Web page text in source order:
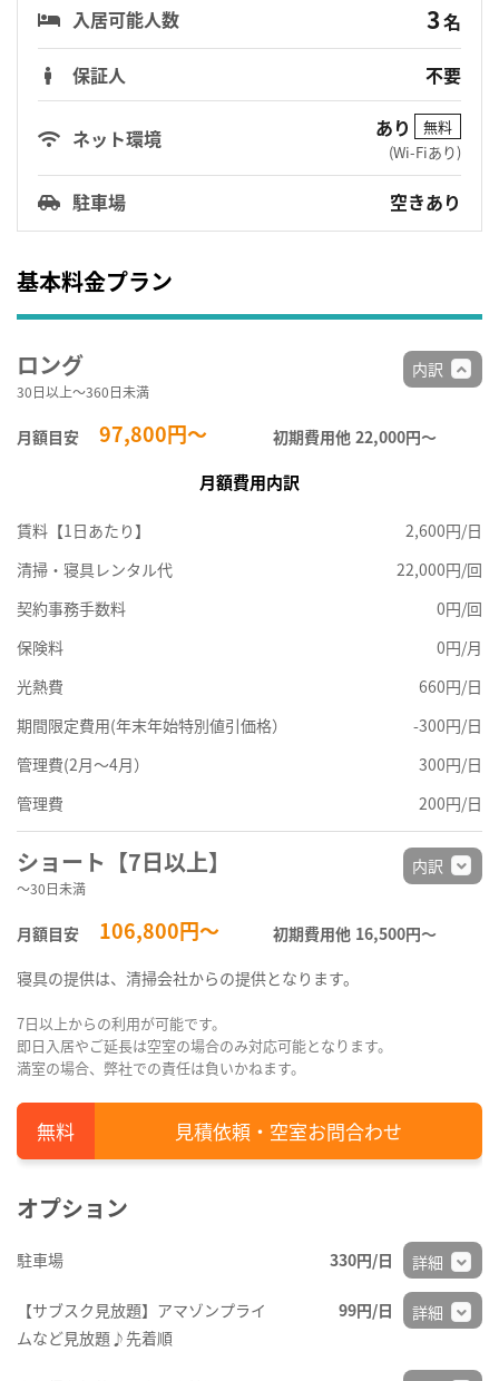
入居可能人数 3名
保証人
不要
ネット環境 あり
無料
(Wi-Fiあり)
駐車場 空きあり
基本料金プラン
ロング
30日以上～360日未満
月額目安 97,800円～ 初期費用他 22,000円〜
内訳
月額費用内訳
賃料【1日あたり】
2,600円/日
清掃・寝具レンタル代
22,000円/回
契約事務手数料
0円/回
保険料
0円/月
光熱費
660円/日
期間限定費用(年末年始特別値引価格）
-300円/日
管理費(2月～4月）
300円/日
管理費
200円/日
ショート【7日以上】
～30日未満
月額目安 106,800円～ 初期費用他 16,500円〜
内訳
寝具の提供は、清掃会社からの提供となります。
7日以上からの利用が可能です。
即日入居やご延長は空室の場合のみ対応可能となります。
満室の場合、弊社での責任は負いかねます。
見積依頼・空室お問合わせ
オプション
駐車場 330円/日 詳細
【サブスク見放題】アマゾンプライ
ムなど見放題♪先着順
99円/日 詳細